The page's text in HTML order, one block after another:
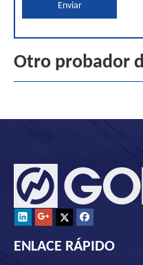
Enviar
Otro probador
ENLACE RÁPIDO